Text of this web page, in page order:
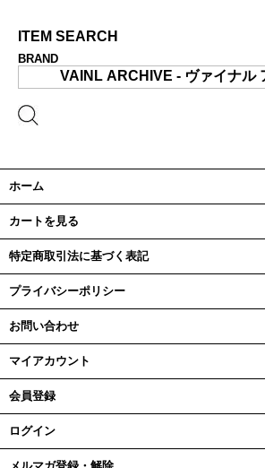
ITEM SEARCH
BRAND
ホーム
カートを見る
特定商取引法に基づく表記
プライバシーポリシー
お問い合わせ
マイアカウント
会員登録
ログイン